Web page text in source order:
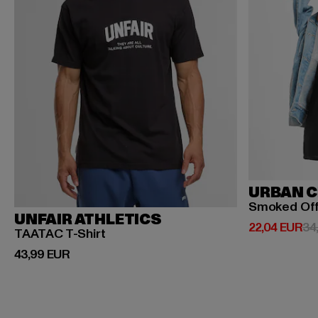
UNFAIR ATHLETICS
TAATAC T-Shirt
43,99 EUR
Prix courant: 43,99 EUR
URBAN
Smoked Off
22,04 EUR
Prix courant: